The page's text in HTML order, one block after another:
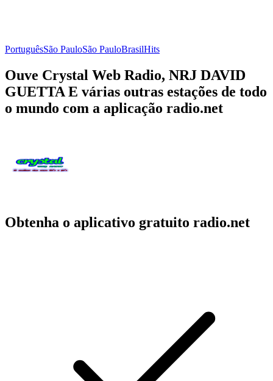
PortuguêsSão PauloSão PauloBrasilHits
Ouve Crystal Web Radio, NRJ DAVID
GUETTA E várias outras estações de todo
o mundo com a aplicação radio.net
Obtenha o aplicativo gratuito radio.net